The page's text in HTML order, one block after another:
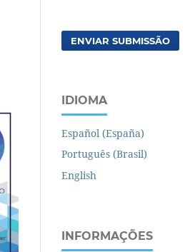
ENVIAR SUBMISSÃO
IDIOMA
Español (España)
Português (Brasil)
English
INFORMAÇÕES